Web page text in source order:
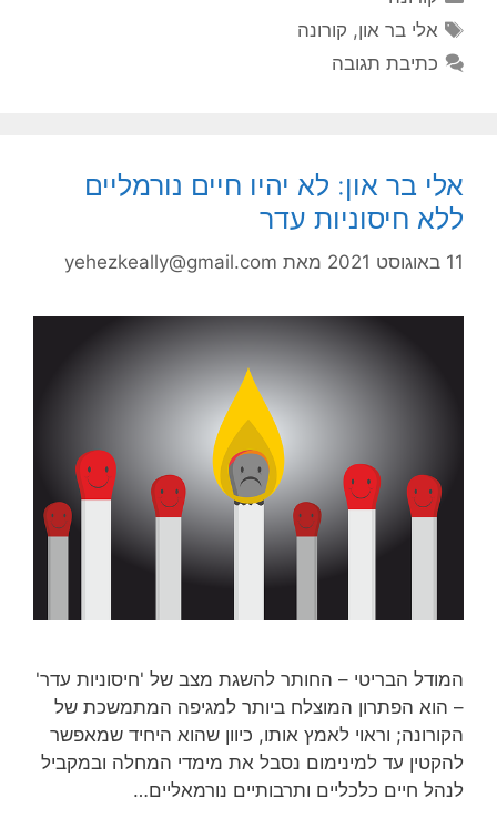
תגיות
אלי בר און, קורונה
כתיבת תגובה
אלי בר און: לא יהיו חיים נורמליים
ללא חיסוניות עדר
11 באוגוסט 2021 מאת yehezkeally@gmail.com
המודל הבריטי – החותר להשגת מצב של 'חיסוניות עדר'
– הוא הפתרון המוצלח ביותר למגיפה המתמשכת של
הקורונה; וראוי לאמץ אותו, כיוון שהוא היחיד שמאפשר
להקטין עד למינימום נסבל את מימדי המחלה ובמקביל
לנהל חיים כלכליים ותרבותיים נורמאליים…